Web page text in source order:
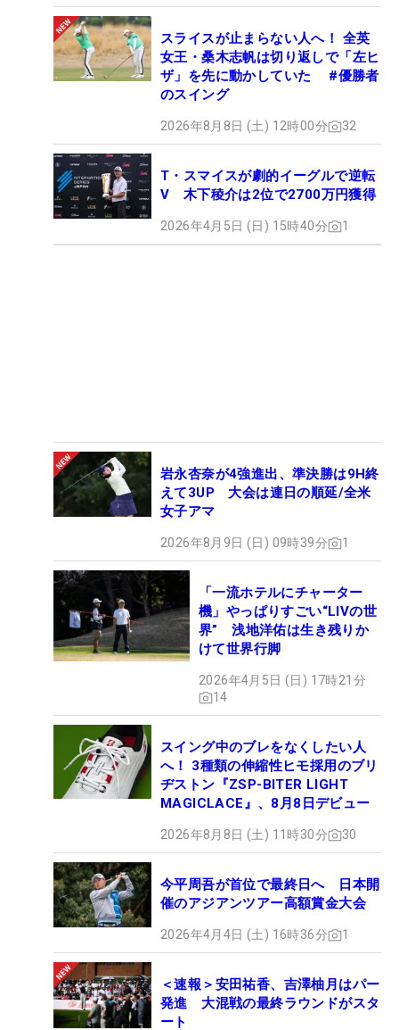
スライスが止まらない人へ！ 全英
女王・桑木志帆は切り返しで「左ヒ
ザ」を先に動かしていた #優勝者
のスイング
2026年8月8日 (土) 12時00分 32
T・スマイスが劇的イーグルで逆転
V 木下稜介は2位で2700万円獲得
2026年4月5日 (日) 15時40分 1
岩永杏奈が4強進出、準決勝は9H終
えて3UP 大会は連日の順延/全米
女子アマ
2026年8月9日 (日) 09時39分 1
「一流ホテルにチャーター
機」やっぱりすごい“LIVの世
界” 浅地洋佑は生き残りか
けて世界行脚
2026年4月5日 (日) 17時21分
14
スイング中のブレをなくしたい人
へ！ 3種類の伸縮性ヒモ採用のブリ
ヂストン『ZSP-BITER LIGHT
MAGICLACE』、8月8日デビュー
2026年8月8日 (土) 11時30分 30
今平周吾が首位で最終日へ 日本開
催のアジアンツアー高額賞金大会
2026年4月4日 (土) 16時36分 1
＜速報＞安田祐香、吉澤柚月はパー
発進 大混戦の最終ラウンドがスタ
ート